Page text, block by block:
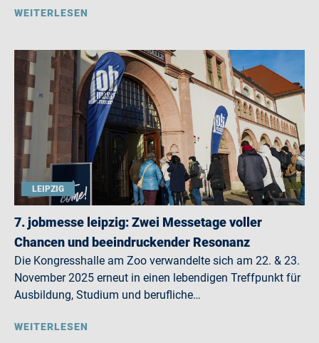
WEITERLESEN
LEIPZIG
7. jobmesse leipzig: Zwei Messetage voller
Chancen und beeindruckender Resonanz
Die Kongresshalle am Zoo verwandelte sich am 22. & 23.
November 2025 erneut in einen lebendigen Treffpunkt für
Ausbildung, Studium und berufliche…
WEITERLESEN